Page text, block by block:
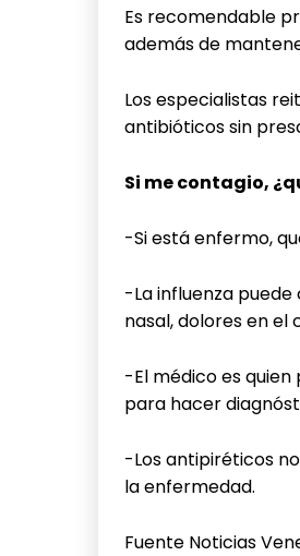
Es recomendable
además de
Los especialistas
antibióticos sin
Si me contagio,
-Si está enfermo,
-La influenza
nasal, dolores en el
-El médico es
para hacer
-Los antipiréticos
la enfermedad.
Fuente Noticias